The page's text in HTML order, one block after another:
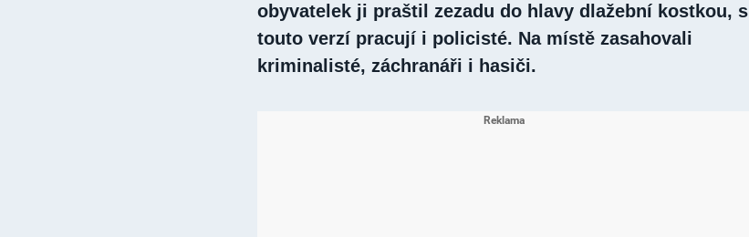
obyvatelek ji praštil zezadu do hlavy dlažební kostkou, s
touto verzí pracují i policisté. Na místě zasahovali
kriminalisté, záchranáři i hasiči.